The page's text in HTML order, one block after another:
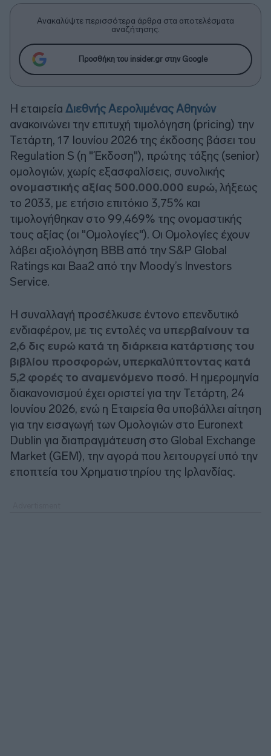
Ανακαλύψτε περισσότερα άρθρα στα αποτελέσματα
αναζήτησης.
Προσθήκη του insider.gr στην Google
Η εταιρεία Διεθνής Αερολιμένας Αθηνών
ανακοινώνει την επιτυχή τιμολόγηση (pricing) την
Τετάρτη, 17 Ιουνίου 2026 της έκδοσης βάσει του
Regulation S (η "Έκδοση"), πρώτης τάξης (senior)
ομολογιών, χωρίς εξασφαλίσεις, συνολικής
ονομαστικής αξίας 500.000.000 ευρώ,λήξεως
το 2033, με ετήσιο επιτόκιο 3,75% και
τιμολογήθηκαν στο 99,469% της ονομαστικής
τους αξίας (οι "Ομολογίες"). Οι Ομολογίες έχουν
λάβει αξιολόγηση ΒΒΒ από την S&P Global
Ratings και Baa2 από την Moody’s Investors
Service.
Η συναλλαγή προσέλκυσε έντονο επενδυτικό
ενδιαφέρον, με τις εντολές να υπερβαίνουν τα
2,6 δις ευρώ κατά τη διάρκεια κατάρτισης του
βιβλίου προσφορών, υπερκαλύπτοντας κατά
5,2 φορές το αναμενόμενο ποσό. Η ημερομηνία
διακανονισμού έχει οριστεί για την Τετάρτη, 24
Ιουνίου 2026, ενώ η Εταιρεία θα υποβάλλει αίτηση
για την εισαγωγή των Ομολογιών στο Euronext
Dublin για διαπραγμάτευση στο Global Exchange
Market (GEM), την αγορά που λειτουργεί υπό την
εποπτεία του Χρηματιστηρίου της Ιρλανδίας.